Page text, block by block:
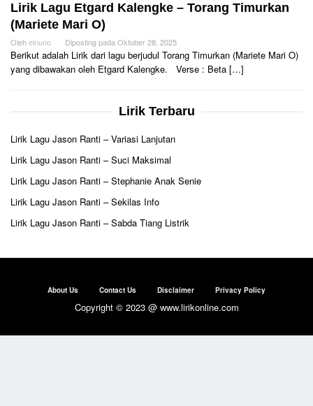
Lirik Lagu Etgard Kalengke – Torang Timurkan
(Mariete Mari O)
Olehelnuno Diposting pada Oktober 28, 2025
Berikut adalah Lirik dari lagu berjudul Torang Timurkan (Mariete Mari O)
yang dibawakan oleh Etgard Kalengke. Verse : Beta […]
Lirik Terbaru
Lirik Lagu Jason Ranti – Variasi Lanjutan
Lirik Lagu Jason Ranti – Suci Maksimal
Lirik Lagu Jason Ranti – Stephanie Anak Senie
Lirik Lagu Jason Ranti – Sekilas Info
Lirik Lagu Jason Ranti – Sabda Tiang Listrik
About Us Contact Us Disclaimer Privacy Policy
Copyright © 2023 @ www.lirikonline.com